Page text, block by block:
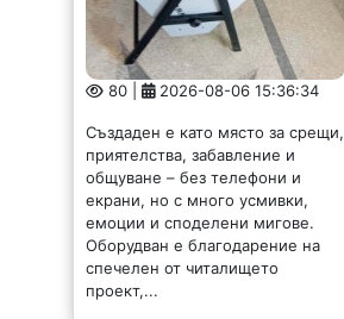
80 | 2026-08-06 15:36:34
Създаден е като място за срещи,
приятелства, забавление и
общуване – без телефони и
екрани, но с много усмивки,
емоции и споделени мигове.
Оборудван е благодарение на
спечелен от читалището
проект,...